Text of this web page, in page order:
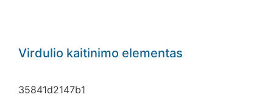
Virdulio kaitinimo elementas
35841d2147b1